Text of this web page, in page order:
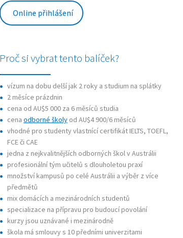
Online přihlášení
Proč si vybrat tento balíček?
vízum na dobu delší jak 2 roky a studium na splátky
2 měsíce prázdnin
cena od AU$5 000 za 6 měsíců studia
cena odborné školy od AU$4 900/6 měsíců
vhodné pro studenty vlastnící certifikát IELTS, TOEFL,
FCE či CAE
jedna z nejkvalitnějších odborných škol v Austrálii
profesionální tým učitelů s dlouholetou praxí
množství kampusů po celé Austrálii a výběr z více
předmětů
mix domácích a mezinárodních studentů
specializace na přípravu pro budoucí povolání
kurzy jsou uznávané i mezinárodně
škola má smlouvy s 10 předními univerzitami